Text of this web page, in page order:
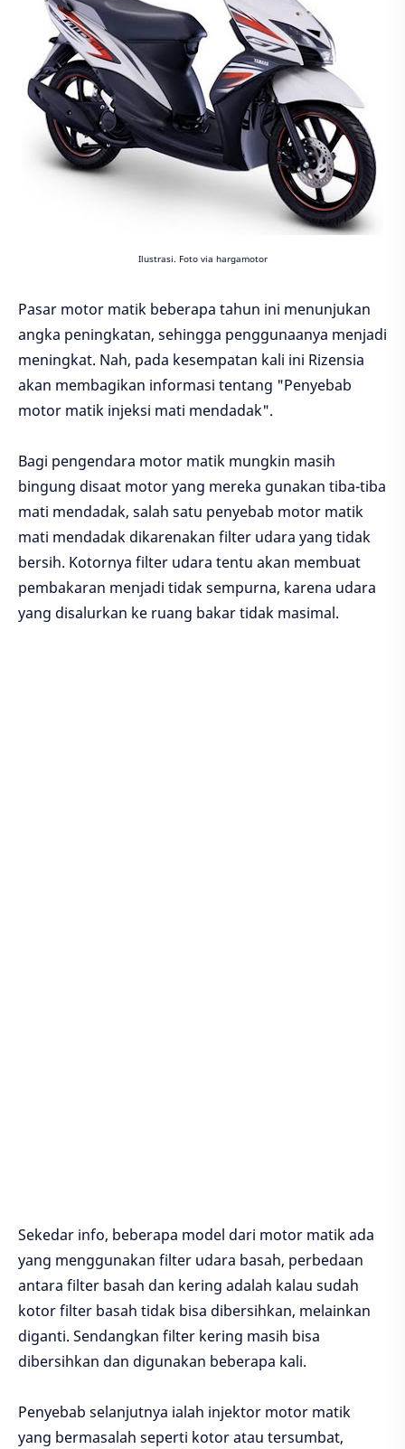
Ilustrasi. Foto via hargamotor
Pasar motor matik beberapa tahun ini menunjukan
angka peningkatan, sehingga penggunaanya menjadi
meningkat. Nah, pada kesempatan kali ini Rizensia
akan membagikan informasi tentang "Penyebab
motor matik injeksi mati mendadak".
Bagi pengendara motor matik mungkin masih
bingung disaat motor yang mereka gunakan tiba-tiba
mati mendadak, salah satu penyebab motor matik
mati mendadak dikarenakan filter udara yang tidak
bersih. Kotornya filter udara tentu akan membuat
pembakaran menjadi tidak sempurna, karena udara
yang disalurkan ke ruang bakar tidak masimal.
Sekedar info, beberapa model dari motor matik ada
yang menggunakan filter udara basah, perbedaan
antara filter basah dan kering adalah kalau sudah
kotor filter basah tidak bisa dibersihkan, melainkan
diganti. Sendangkan filter kering masih bisa
dibersihkan dan digunakan beberapa kali.
Penyebab selanjutnya ialah injektor motor matik
yang bermasalah seperti kotor atau tersumbat,